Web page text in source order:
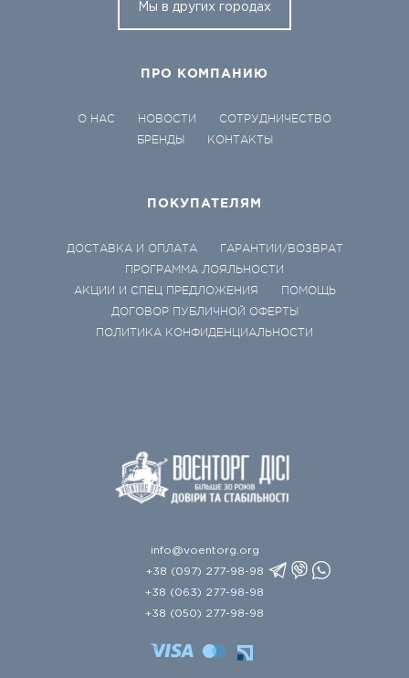
Мы в других городах
ПРО КОМПАНИЮ
О НАС НОВОСТИ
СОТРУДНИЧЕСТВО
БРЕНДЫ
КОНТАКТЫ
ПОКУПАТЕЛЯМ
ДОСТАВКА И ОПЛАТА
ГАРАНТИИ/ВОЗВРАТ
ПРОГРАММА ЛОЯЛЬНОСТИ
АКЦИИ И СПЕЦ ПРЕДЛОЖЕНИЯ
ПОМОЩЬ
ДОГОВОР ПУБЛИЧНОЙ ОФЕРТЫ
ПОЛИТИКА КОНФИДЕНЦИАЛЬНОСТИ
info@voentorg.org
+38 (097) 277-98-98
+38 (063) 277-98-98
+38 (050) 277-98-98